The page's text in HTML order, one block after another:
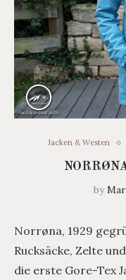
Jacken & Westen
by
Norrøna, 1929
Rucksäcke, Zelte
die erste Gore-Tex